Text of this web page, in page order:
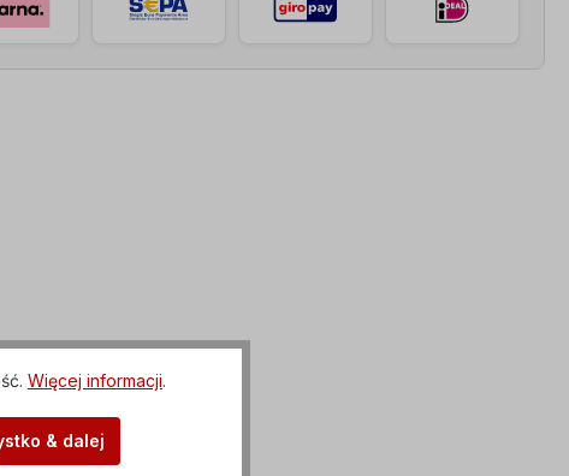
Więcej informacji.
& dalej